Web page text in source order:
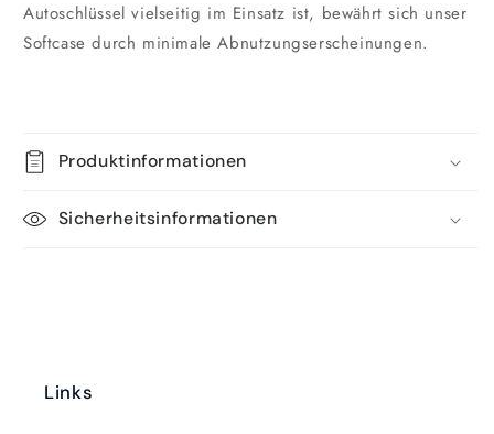
Autoschlüssel vielseitig im Einsatz ist, bewährt sich unser
Softcase durch minimale Abnutzungserscheinungen.
Produktinformationen
Sicherheitsinformationen
Links